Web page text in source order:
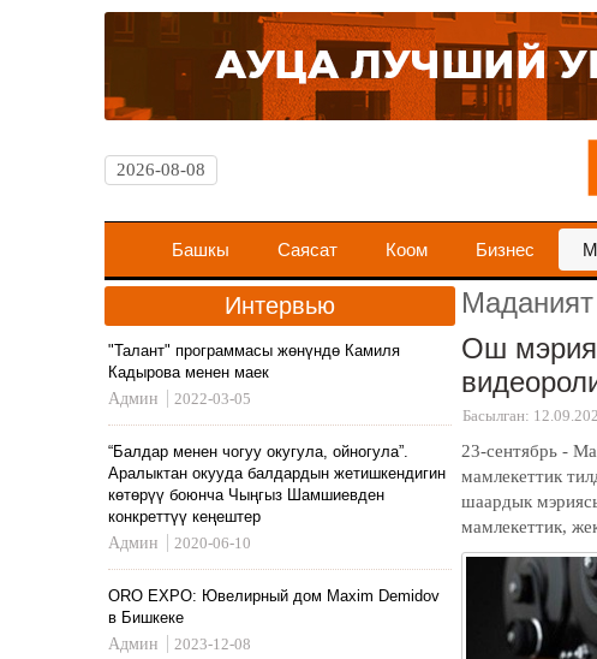
2026-08-08
Башкы Саясат Коом Бизнес
Интервью
"Талант" программасы жөнүндө Камиля
Кадырова менен маек
Админ
2022-03-05
“Балдар менен чогуу окугула, ойногула”.
Аралыктан окууда балдардын жетишкендигин
көтөрүү боюнча Чыңгыз Шамшиевден
конкреттүү кеңештер
Админ
2020-06-10
ORO EXPO: Ювелирный дом Maxim Demidov
в Бишкеке
Админ
2023-12-08
Маданият
Ош
Басылган:
23-сентябрь -
мамлекеттик
шаардык
мамлекеттик,